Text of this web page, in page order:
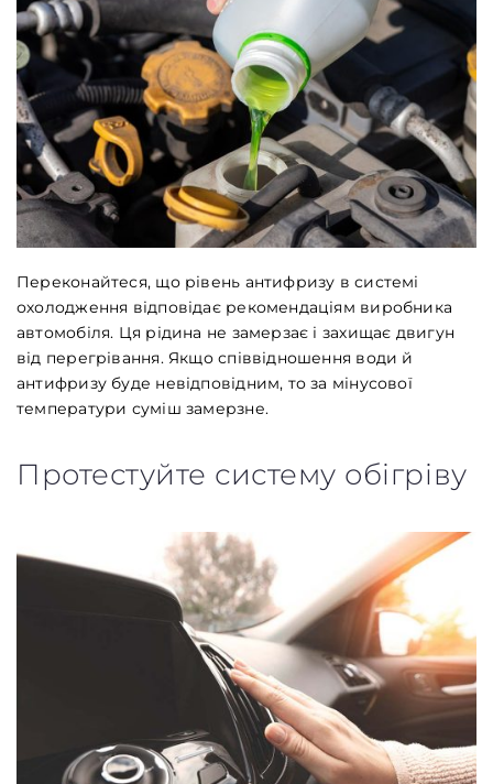
Переконайтеся, що рівень антифризу в системі
охолодження відповідає рекомендаціям виробника
автомобіля. Ця рідина не замерзає і захищає двигун
від перегрівання. Якщо співвідношення води й
антифризу буде невідповідним, то за мінусової
температури суміш замерзне.
Протестуйте систему обігріву